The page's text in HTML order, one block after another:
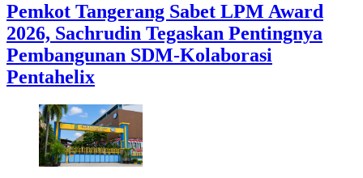
Pemkot Tangerang Sabet LPM Award
2026, Sachrudin Tegaskan Pentingnya
Pembangunan SDM-Kolaborasi
Pentahelix